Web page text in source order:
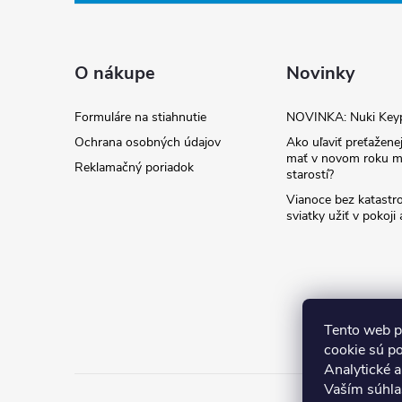
Tento web
cookie sú
Analytické
Vaším
O nákupe
Formuláre na stiahnutie
Ochrana osobných údajov
Reklamačný poriadok
Novinky
NOVINKA: Nuki
Ako uľaviť
mať v novom roku
starostí?
Vianoce bez
sviatky užiť v pokoji